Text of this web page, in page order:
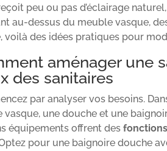
peu ou pas d’éclairage
au-dessus du meuble vasque,
voilà des idées pratiques pour
aménager une
des sanitaires
par analyser vos besoins.
vasque, une douche et une
équipements offrent des
pour une baignoire douche